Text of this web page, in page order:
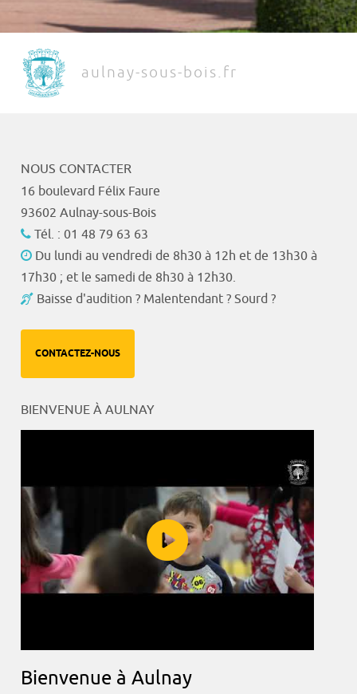
aulnay-sous-bois.fr
NOUS CONTACTER
16 boulevard Félix Faure
93602 Aulnay-sous-Bois
Tél. : 01 48 79 63 63
Du lundi au vendredi de 8h30 à 12h et de 13h30 à
17h30 ; et le samedi de 8h30 à 12h30.
Baisse d'audition ? Malentendant ? Sourd ?
CONTACTEZ-NOUS
BIENVENUE À AULNAY
Bienvenue à Aulnay